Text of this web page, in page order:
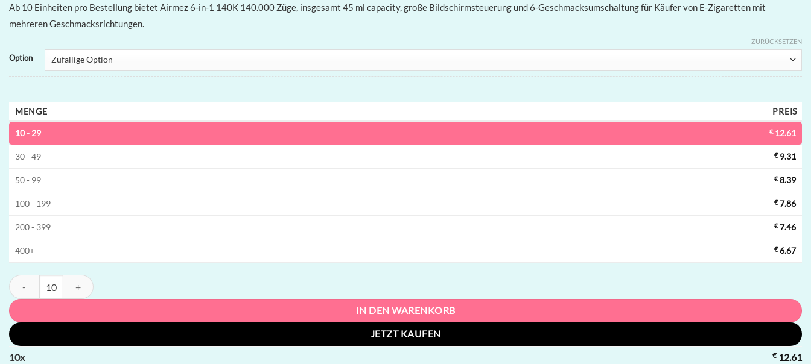
Bewertet
mit4.57
von 5,
7
Kundenbewertungen
Ab 10 Einheiten pro Bestellung bietet Airmez 6-in-1 140K 140.000 Züge, insgesamt 45 ml capacity, große Bildschirmsteuerung und 6-Geschmacksumschaltung für Käufer von E-Zigaretten mit
mehreren Geschmacksrichtungen.
Option
ZURÜCKSETZEN
MENGE PREIS
10 - 29 €12.61
30 - 49 €9.31
50 - 99 €8.39
100 - 199 €7.86
200 - 399 €7.46
400+ €6.67
Airmez 6-in-1 140K | 140.000 Züge, 6-Geschmackswechsel, 45 ml, großer Bildschirm, Einweg-Vaporizer in großen Mengen Menge
IN DEN WARENKORB
JETZT KAUFEN
10x €12.61